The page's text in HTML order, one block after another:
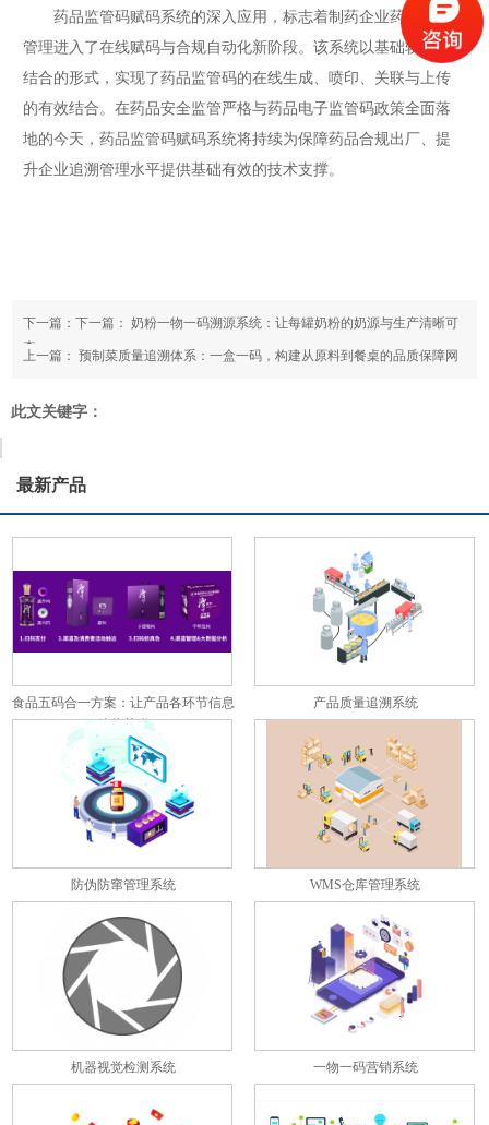
药品监管码赋码系统的深入应用，标志着制药企业药品追溯
管理进入了在线赋码与合规自动化新阶段。该系统以基础软硬件
结合的形式，实现了药品监管码的在线生成、喷印、关联与上传
的有效结合。在药品安全监管严格与药品电子监管码政策全面落
地的今天，药品监管码赋码系统将持续为保障药品合规出厂、提
升企业追溯管理水平提供基础有效的技术支撑。
下一篇：下一篇：奶粉一物一码溯源系统：让每罐奶粉的奶源与生产清晰可
查
上一篇：预制菜质量追溯体系：一盒一码，构建从原料到餐桌的品质保障网
此文关键字：
最新产品
食品五码合一方案：让产品各环节信息
彼此关联
产品质量追溯系统
防伪防窜管理系统 WMS仓库管理系统
机器视觉检测系统 一物一码营销系统